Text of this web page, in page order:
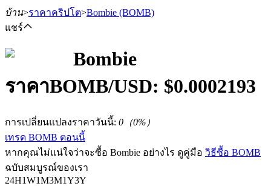
ฟิวเจอร์ส
บ้าน>ราคาคริปโต>Bombie (BOMB)
แชร์
Bombie
ราคาBOMB/USD: $0.0002193
การเปลี่ยนแปลงราคาวันนี้: 0 （0%）
เทรด BOMB ตอนนี้
หากคุณไม่แน่ใจว่าจะซื้อ Bombie อย่างไร ดูคู่มือ วิธีซื้อ BOMB
ฉบับสมบูรณ์ของเรา
24H1W1M3M1Y3Y